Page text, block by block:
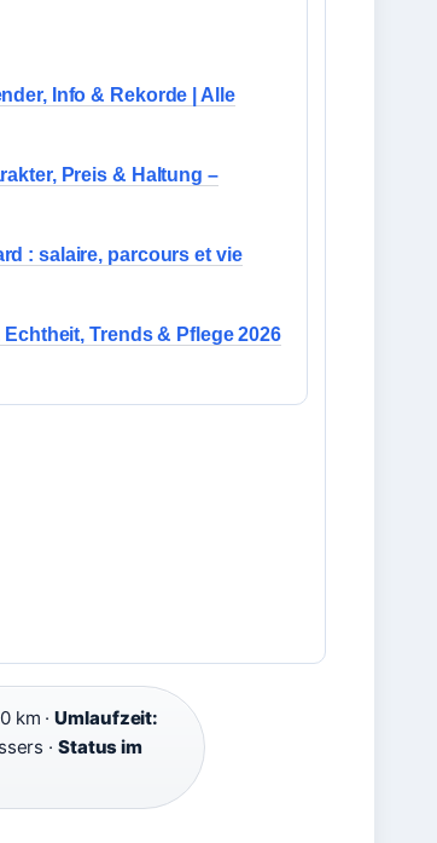
Info & Rekorde | Alle
Preis & Haltung –
: salaire, parcours et vie
Echtheit, Trends & Pflege 2026
km ·Umlaufzeit:
· Status im